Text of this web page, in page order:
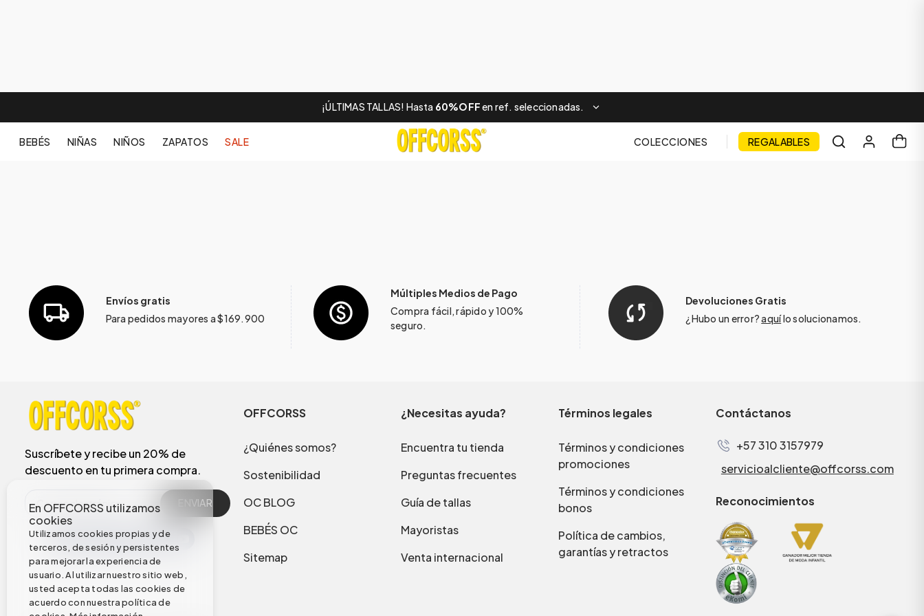
¡ÚLTIMAS TALLAS! Hasta 60%OFFen ref. seleccionadas.
BEBÉS NIÑAS NIÑOS ZAPATOS SALE COLECCIONES REGALABLES
En OFFCORSS utilizamos
cookies
Utilizamos cookies propias y de
terceros, de sesión y persistentes
para mejorar la experiencia de
usuario. Al utilizar nuestro sitio web,
usted acepta todas las cookies de
acuerdo con nuestra política de
Envíos gratis
Para pedidos mayores a $169.900
Múltiples Medios de Pago
Compra fácil, rápido y 100%
seguro.
Devoluciones Gratis
¿Hubo un error?aquílo solucionamos.
Suscríbete y recibe un 20% de
descuento en tu primera compra.
ENVIAR
OFFCORSS
¿Quiénes somos?
Sostenibilidad
OC BLOG
BEBÉS OC
Sitemap
¿Necesitas ayuda?
Encuentra tu tienda
Preguntas frecuentes
Guía de tallas
Mayoristas
Venta internacional
Términos legales
Términos y condiciones
promociones
Términos y condiciones
bonos
Política de cambios,
garantías y retractos
Contáctanos
+57 310 3157979
servicioalcliente@offcorss.com
Reconocimientos